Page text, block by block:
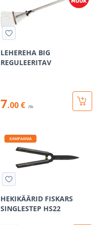
LEHEREHA BIG
REGULEERITAV
7.00 € /tk
KAMPAANIA
HEKIKÄÄRID FISKARS
SINGLESTEP HS22